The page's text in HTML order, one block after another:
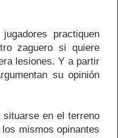
practiquen
zaguero si quiere
lesiones. Y a partir
su opinión
en el terreno
mismos opinantes